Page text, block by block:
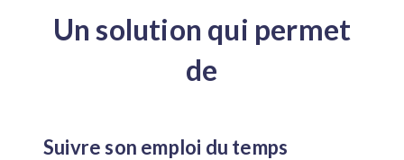
Un solution qui permet
de
Suivre son emploi du temps